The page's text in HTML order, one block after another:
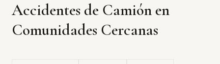
Accidentes de Camión en
Comunidades Cercanas